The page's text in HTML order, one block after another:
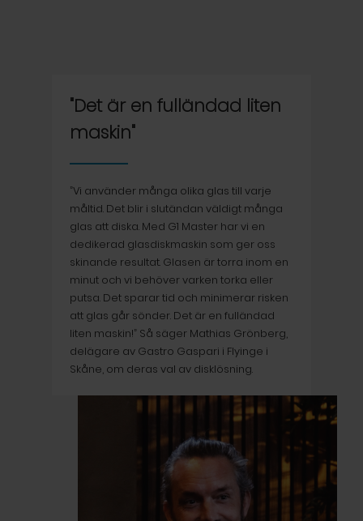
"Det är en fulländad liten
maskin"
”Vi använder många olika glas till varje
måltid. Det blir i slutändan väldigt många
glas att diska. Med G1 Master har vi en
dedikerad glasdiskmaskin som ger oss
skinande resultat. Glasen är torra inom en
minut och vi behöver varken torka eller
putsa. Det sparar tid och minimerar risken
att glas går sönder. Det är en fulländad
liten maskin!” Så säger Mathias Grönberg,
delägare av Gastro Gaspari i Flyinge i
Skåne, om deras val av disklösning.